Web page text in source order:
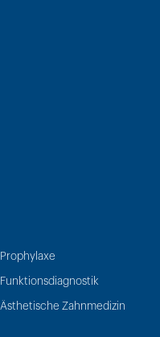
Prophylaxe
Funktionsdiagnostik
Ästhetische Zahnmedizin